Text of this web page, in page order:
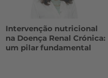
Intervenção nutricional
na Doença Renal Crónica:
um pilar fundamental